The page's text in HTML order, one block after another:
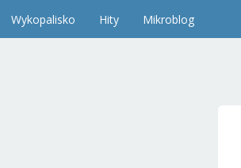
Wykopalisko Hity Mikroblog